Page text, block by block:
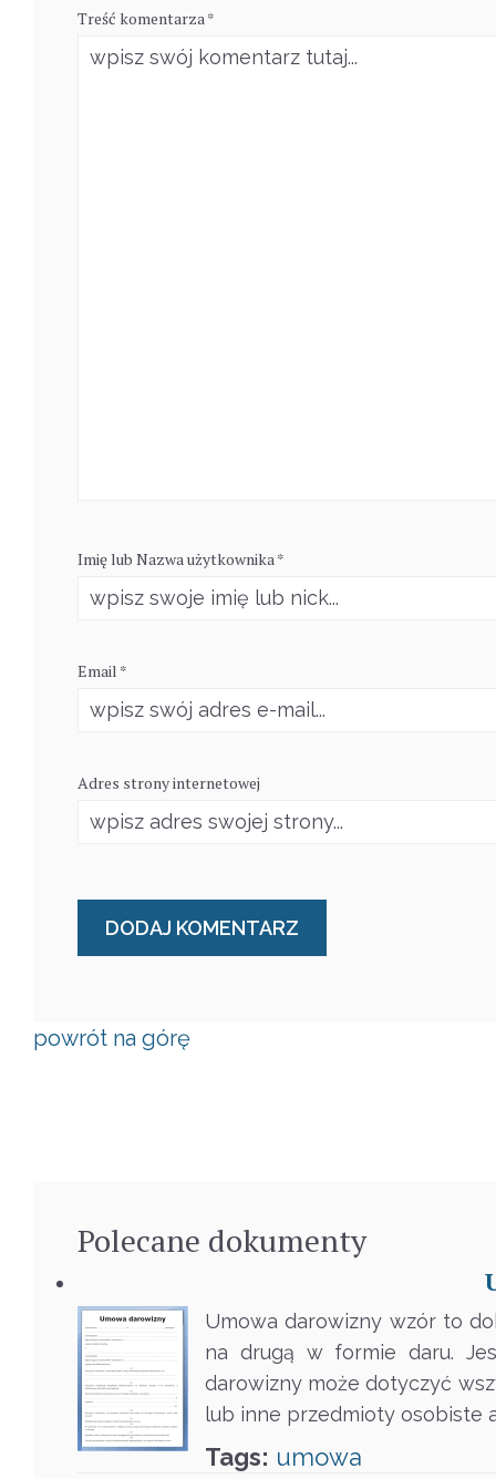
Treść komentarza *
Imię lub Nazwa użytkownika *
Email *
Adres strony internetowej
powrót na górę
Polecane dokumenty
Umowa darowizny wzór to
na drugą w formie daru.
darowizny może dotyczyć
lub inne przedmioty osobiste
Tags: umowa